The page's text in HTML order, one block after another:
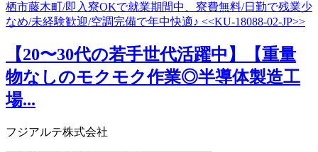
【20〜30代の若手世代活躍中】【重量
物なしのモクモク作業◎半導体製造工
場...
フジアルテ株式会社